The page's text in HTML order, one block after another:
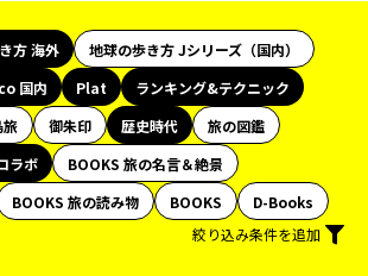
方 海外
地球の歩き方 Jシリーズ（国内）
国内 Plat
ランキング&テクニック
旅 御朱印 歴史時代
旅の図鑑
ラボ
BOOKS 旅の名言＆絶景
BOOKS 旅の読み物 BOOKS
D-Books
絞り込み条件を追加